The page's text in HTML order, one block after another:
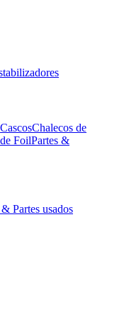
CascosChalecos de
FoilPartes &
Partes usados